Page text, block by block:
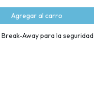
Agregar al carro
Away para la seguridad